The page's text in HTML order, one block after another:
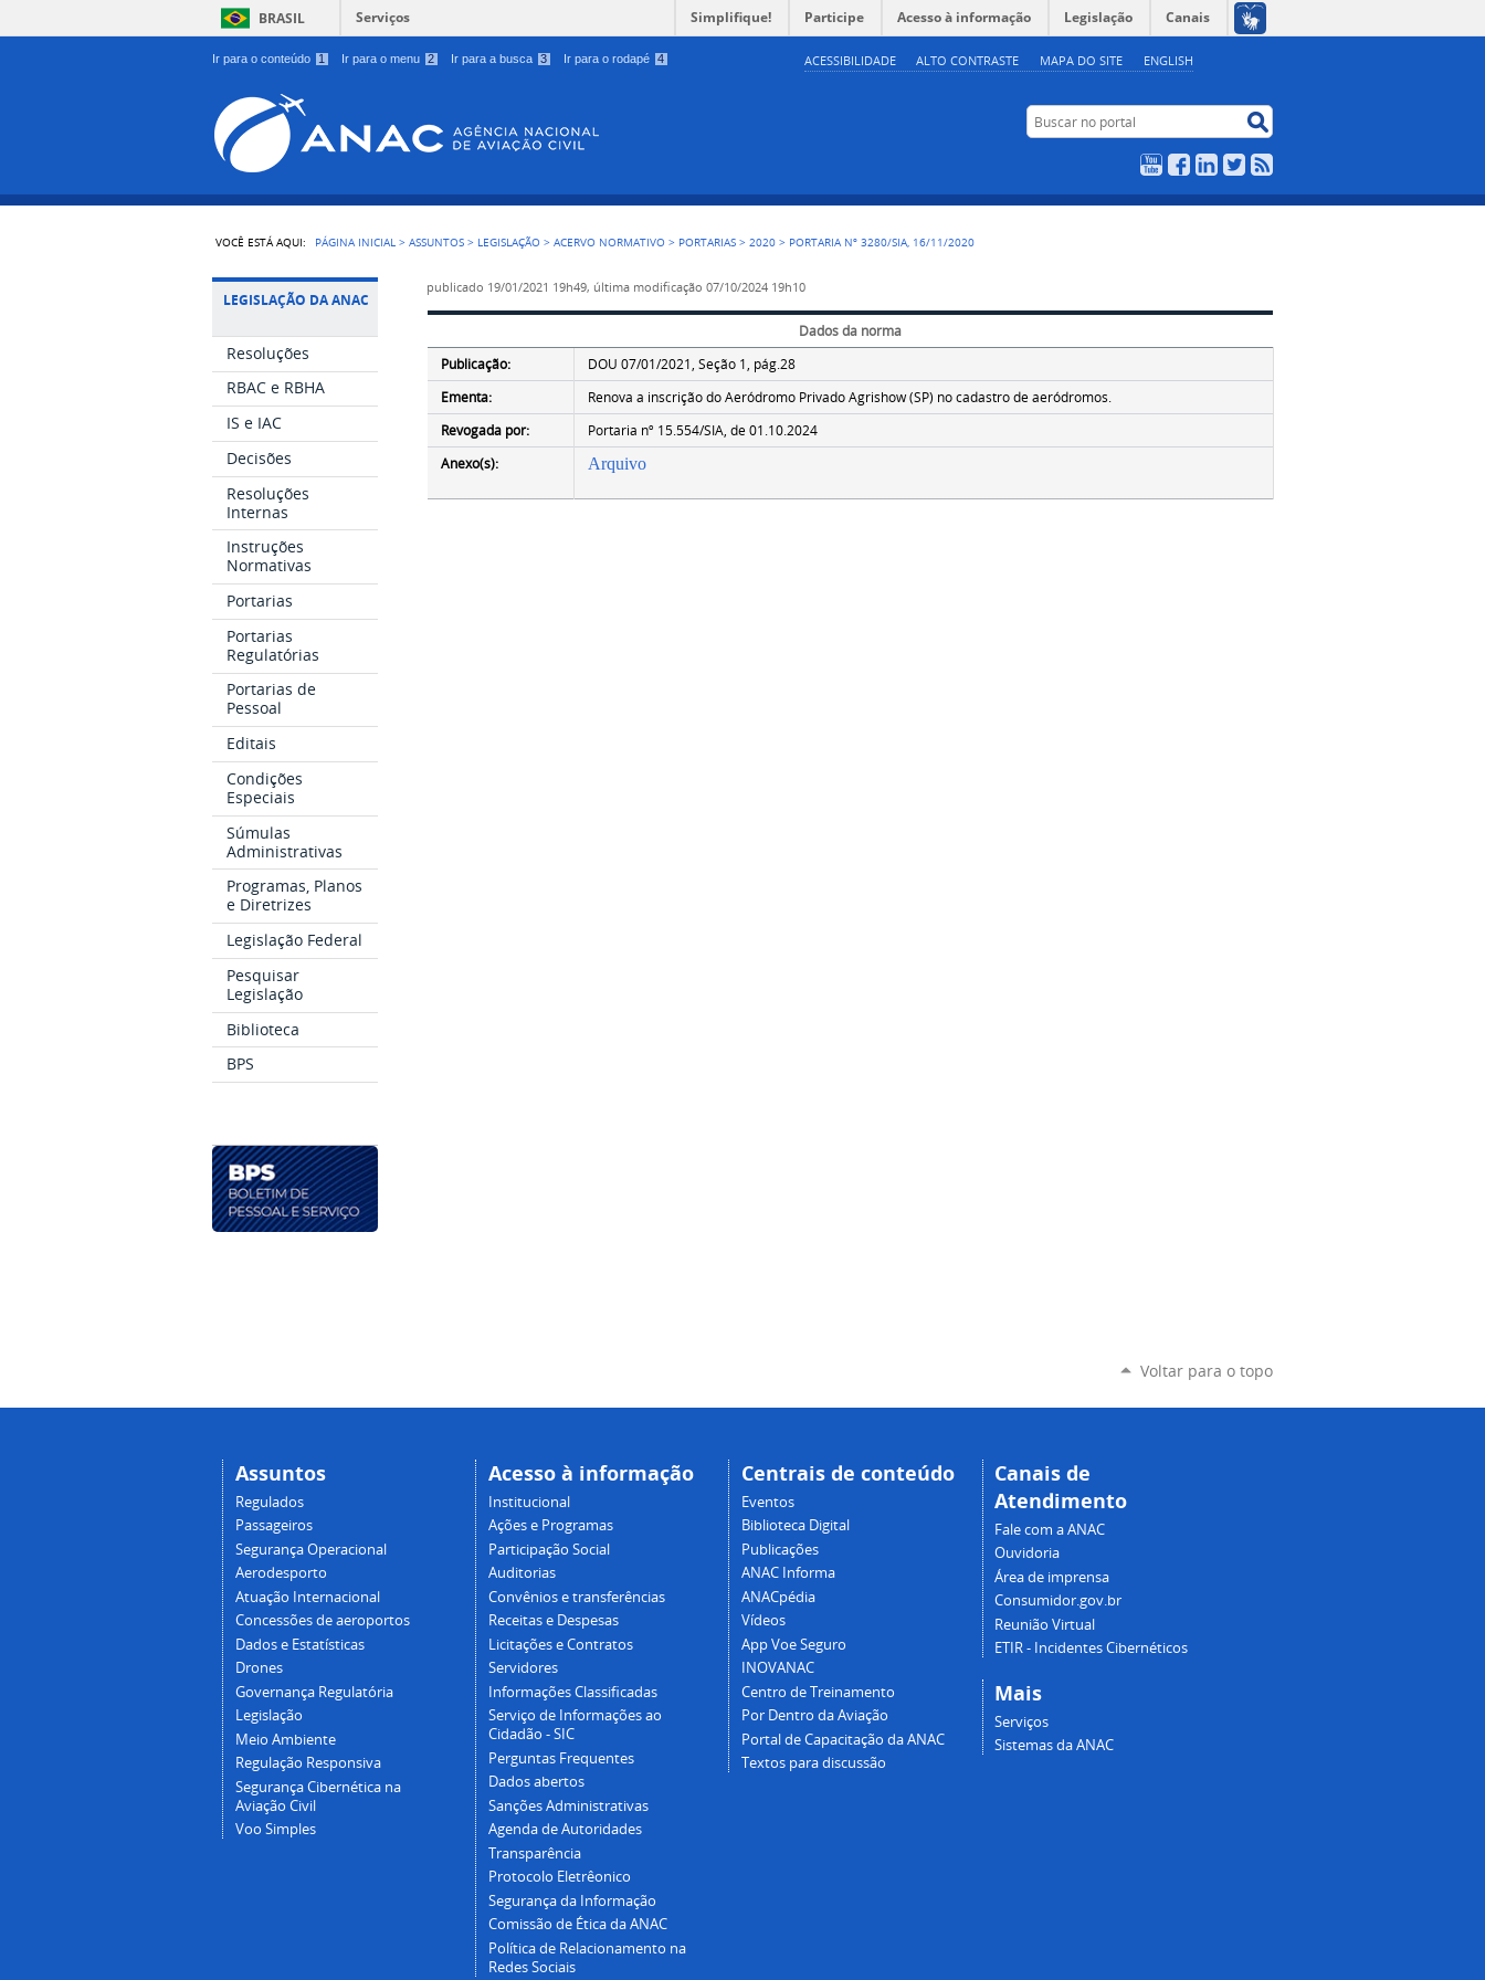
Ir para o conteúdo 1 Ir para o menu 2 Ir para a busca 3 Ir para o rodapé 4 ACESSIBILIDADE ALTO CONTRASTE MAPA DO SITE ENGLISH
BRASIL Serviços Simplifique! Participe Acesso à informação Legislação Canais
Buscar no portal
YouTubeFacebookLinkedIn
Twitter
VOCÊ ESTÁ AQUI: PÁGINA INICIAL >ASSUNTOS > LEGISLAÇÃO >ACERVO NORMATIVO > PORTARIAS >2020 > PORTARIA Nº 3280/SIA, 16/11/2020
LEGISLAÇÃO DA ANAC
Resoluções
RBAC e RBHA
IS e IAC
Decisões
Resoluções
Internas
Instruções
Normativas
Portarias
Portarias
Regulatórias
Portarias de
Pessoal
Editais
Condições
Especiais
Súmulas
Administrativas
Programas, Planos
e Diretrizes
Legislação Federal
Pesquisar
Legislação
Biblioteca
BPS
publicado 19/01/2021 19h49, última modificação 07/10/2024 19h10
Dados da norma
Publicação:
DOU 07/01/2021, Seção 1, pág.28
Ementa:
Renova a inscrição do Aeródromo Privado Agrishow (SP) no cadastro de aeródromos.
Revogada por:
Portaria nº 15.554/SIA, de 01.10.2024
Anexo(s):
Arquivo
Voltar para o topo
Assuntos
Regulados
Passageiros
Segurança Operacional
Aerodesporto
Atuação Internacional
Concessões de aeroportos
Dados e Estatísticas
Drones
Governança Regulatória
Legislação
Meio Ambiente
Regulação Responsiva
Segurança Cibernética na
Aviação Civil
Voo Simples
Acesso à informação
Institucional
Ações e Programas
Participação Social
Auditorias
Convênios e transferências
Receitas e Despesas
Licitações e Contratos
Servidores
Informações Classificadas
Serviço de Informações ao
Cidadão - SIC
Perguntas Frequentes
Dados abertos
Sanções Administrativas
Agenda de Autoridades
Transparência
Protocolo Eletrêonico
Segurança da Informação
Comissão de Ética da ANAC
Política de Relacionamento na
Redes Sociais
Centrais de conteúdo
Eventos
Biblioteca Digital
Publicações
ANAC Informa
ANACpédia
Vídeos
App Voe Seguro
INOVANAC
Centro de Treinamento
Por Dentro da Aviação
Portal de Capacitação da ANAC
Textos para discussão
Canais de
Atendimento
Fale com a ANAC
Ouvidoria
Área de imprensa
Consumidor.gov.br
Reunião Virtual
ETIR - Incidentes Cibernéticos
Mais
Serviços
Sistemas da ANAC